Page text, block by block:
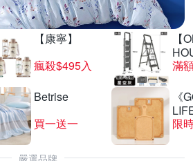
【康寧】
瘋殺$495入
【
滿
Betrise
買一送一
《
限
嚴選品牌